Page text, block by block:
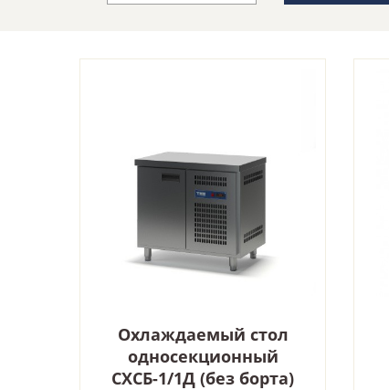
Охлаждаемый стол
односекционный
СХСБ-1/1Д (без борта)